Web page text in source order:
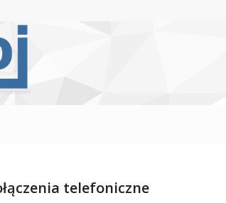
telefoniczne